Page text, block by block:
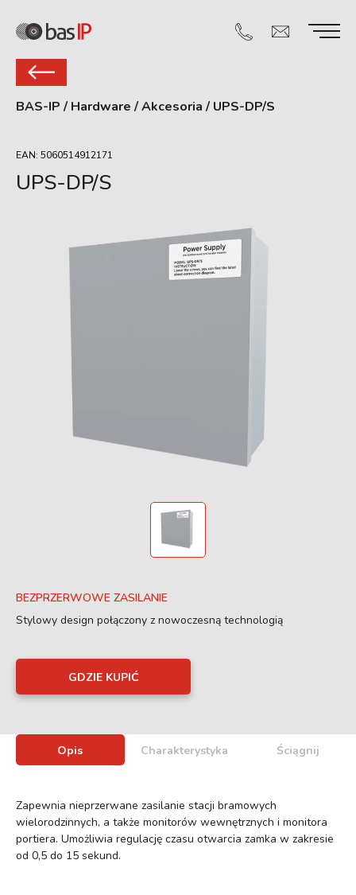
BAS-IP / Hardware /Akcesoria / UPS-DP/S
EAN: 5060514912171
UPS-DP/S
BEZPRZERWOWE ZASILANIE
Stylowy design połączony z nowoczesną technologią
GDZIE KUPIĆ
Opis Charakterystyka Ściągnij
Zapewnia nieprzerwane zasilanie stacji bramowych
wielorodzinnych, a także monitorów wewnętrznych i monitora
portiera. Umożliwia regulację czasu otwarcia zamka w zakresie
od 0,5 do 15 sekund.